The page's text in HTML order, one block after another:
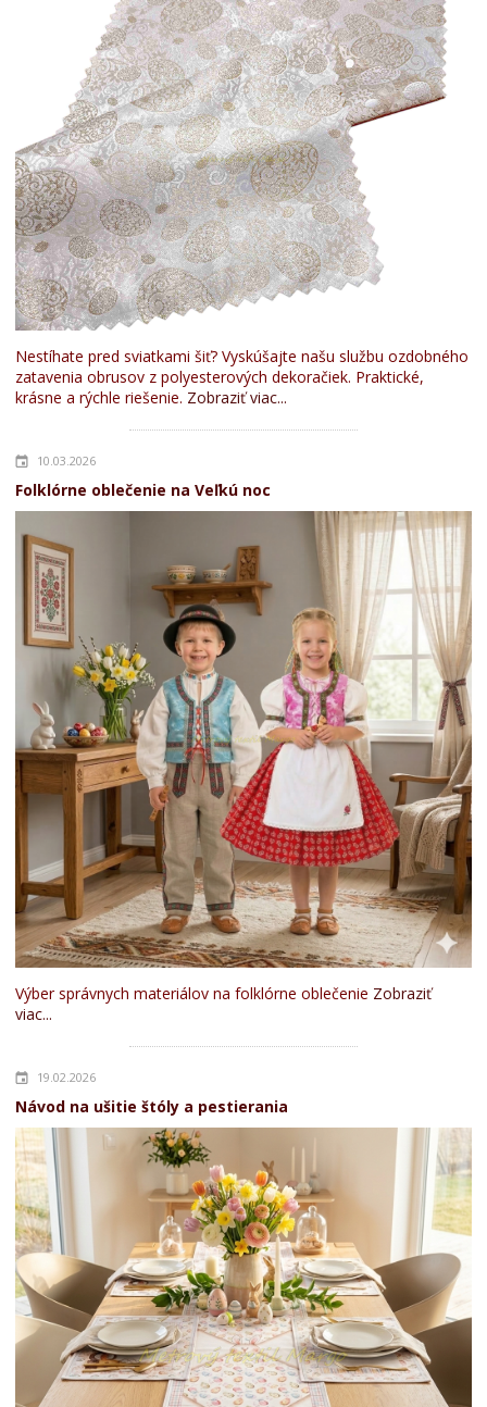
Nestíhate pred sviatkami šiť? Vyskúšajte našu službu ozdobného
zatavenia obrusov z polyesterových dekoračiek. Praktické,
krásne a rýchle riešenie. Zobraziť viac...
10.03.2026
Folklórne oblečenie na Veľkú noc
Výber správnych materiálov na folklórne oblečenie Zobraziť
viac...
19.02.2026
Návod na ušitie štóly a pestierania